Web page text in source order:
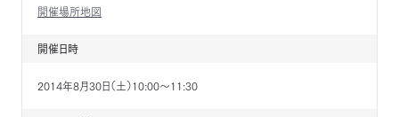
開催場所地図
開催日時
2014年8月30日（土）10:00～11:30